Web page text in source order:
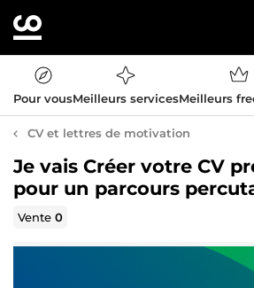
Pour vousMeilleurs servicesMeilleurs
CV et lettres de motivation
Je vais Créer votre CV
pour un parcours
Vente0